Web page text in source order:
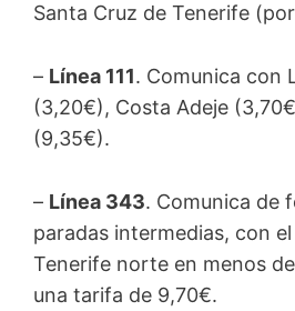
Santa Cruz de Tenerife
– Línea 111. Comunica con
(3,20€), Costa Adeje
(9,35€).
– Línea 343. Comunica de
paradas intermedias, con
Tenerife norte en menos
una tarifa de 9,70€.